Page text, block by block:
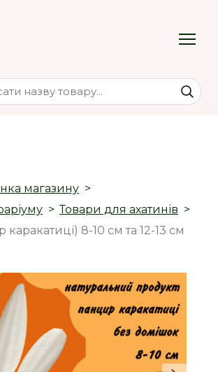
магазину
Товари для ахатинів
каракатиці) 8-10 см та 12-13 см